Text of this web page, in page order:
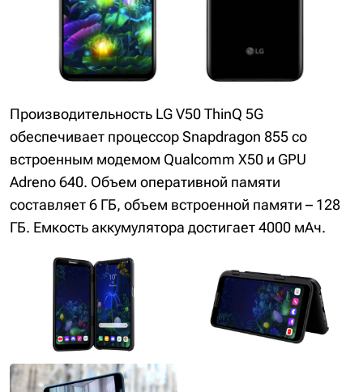
Производительность LG V50 ThinQ 5G
обеспечивает процессор Snapdragon 855 со
встроенным модемом Qualcomm X50 и GPU
Adreno 640. Объем оперативной памяти
составляет 6 ГБ, объем встроенной памяти – 128
ГБ. Емкость аккумулятора достигает 4000 мАч.